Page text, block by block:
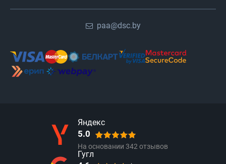
paa@dsc.by
Яндекс
5.0
На основании 342отзывов
Гугл